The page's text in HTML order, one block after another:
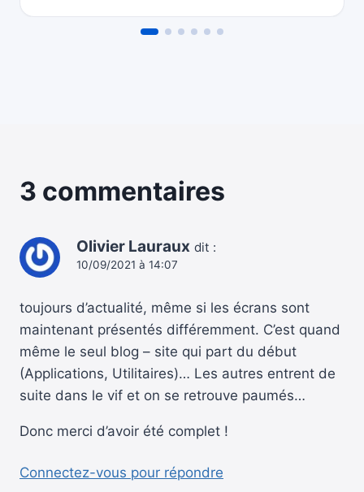
3 commentaires
Olivier Lauraux dit :
10/09/2021 à 14:07
toujours d’actualité, même si les écrans sont
maintenant présentés différemment. C’est quand
même le seul blog – site qui part du début
(Applications, Utilitaires)… Les autres entrent de
suite dans le vif et on se retrouve paumés…
Donc merci d’avoir été complet !
Connectez-vous pour répondre